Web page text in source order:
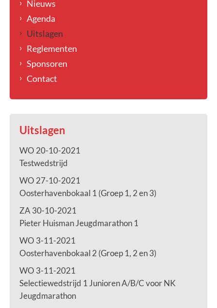
Nieuws
Agenda
Uitslagen
Reglementen
Sponsoren
Contact
Uitslagen
WO 20-10-2021
Testwedstrijd
WO 27-10-2021
Oosterhavenbokaal 1 (Groep 1, 2 en 3)
ZA 30-10-2021
Pieter Huisman Jeugdmarathon 1
WO 3-11-2021
Oosterhavenbokaal 2 (Groep 1, 2 en 3)
WO 3-11-2021
Selectiewedstrijd 1 Junioren A/B/C voor NK
Jeugdmarathon